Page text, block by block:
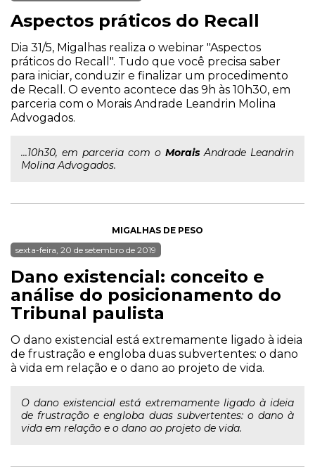
Aspectos práticos do Recall
Dia 31/5, Migalhas realiza o webinar "Aspectos
práticos do Recall". Tudo que você precisa saber
para iniciar, conduzir e finalizar um procedimento
de Recall. O evento acontece das 9h às 10h30, em
parceria com o Morais Andrade Leandrin Molina
Advogados.
...10h30, em parceria com o Morais Andrade Leandrin
Molina Advogados.
MIGALHAS DE PESO
sexta-feira, 20 de setembro de 2019
Dano existencial: conceito e
análise do posicionamento do
Tribunal paulista
O dano existencial está extremamente ligado à ideia
de frustração e engloba duas subvertentes: o dano
à vida em relação e o dano ao projeto de vida.
O dano existencial está extremamente ligado à ideia
de frustração e engloba duas subvertentes: o dano à
vida em relação e o dano ao projeto de vida.